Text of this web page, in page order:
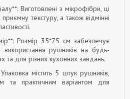
Виготовлені з мікрофібри, ці
текстуру, а також відмінні
Розмір 35*75 см забезпечує
рушників на будь-
та для різних кухонних завдань.
містить 5 штук рушників,
та практичним варіантом для